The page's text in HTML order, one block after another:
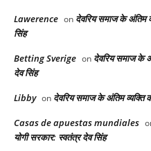
Lawerence on देवरिय समाज के अंतिम
सिंह
Betting Sverige on देवरिय समाज के
देव सिंह
Libby on देवरिय समाज के अंतिम व्यक्ति
Casas de apuestas mundiales
योगी सरकार: स्वतंत्र देव सिंह